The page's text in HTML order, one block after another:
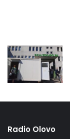
Radio Olovo